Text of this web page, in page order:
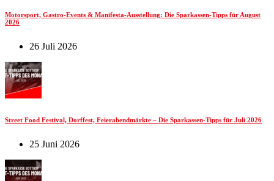
Motorsport, Gastro-Events & Manifesta-Ausstellung: Die Sparkassen-Tipps für August
2026
26 Juli 2026
Street Food Festival, Dorffest, Feierabendmärkte – Die Sparkassen-Tipps für Juli 2026
25 Juni 2026